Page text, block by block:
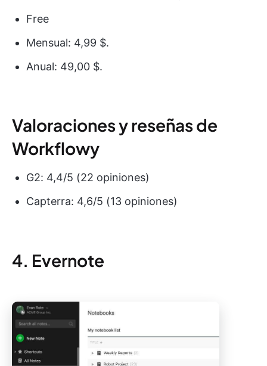
Free
Mensual: 4,99 $.
Anual: 49,00 $.
Valoraciones y reseñas de
Workflowy
G2: 4,4/5 (22 opiniones)
Capterra: 4,6/5 (13 opiniones)
4. Evernote